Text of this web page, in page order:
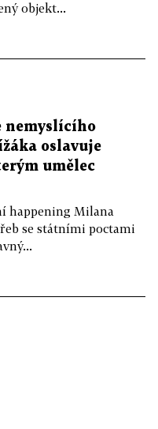
objekt...
nemyslícího
oslavuje
umělec
happening Milana
se státními poctami